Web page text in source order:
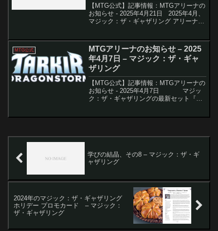
【MTG公式】記事情報：MTGアリーナの
お知らせ - 2025年4月21日 2025年4月、
マジック：ザ・ギャザリング アリーナ
の情報や新たなクロスオーバー...
MTG公式
MTGアリーナのお知らせ – 2025
年4月7日 – マジック：ザ・ギャ
ザリング
【MTG公式】記事情報：MTGアリーナの
お知らせ - 2025年4月7日 マジッ
ク：ザ・ギャザリングの最新セット『タ
学びの結晶、その8 – マジック：ザ・ギ
ャザリング
2024年のマジック：ザ・ギャザリング
ホリデー プロモカード – マジック：
ザ・ギャザリング